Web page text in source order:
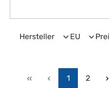
Hersteller EU
Seite
1 Seite
2